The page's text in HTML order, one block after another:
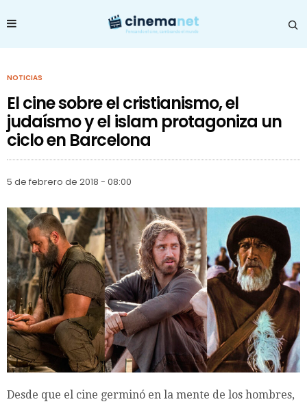
NOTICIAS
El cine sobre el cristianismo, el
judaísmo y el islam protagoniza un
ciclo en Barcelona
5 de febrero de 2018 - 08:00
Desde que el cine germinó en la mente de los hombres,